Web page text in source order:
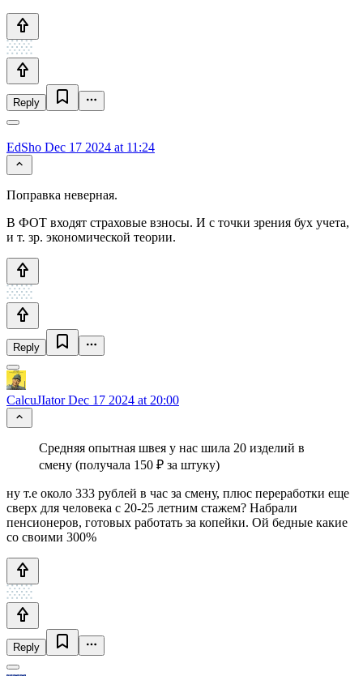
Reply
EdSho Dec 17 2024 at 11:24
Поправка неверная.
В ФОТ входят страховые взносы. И с точки зрения бух учета,
и т. зр. экономической теории.
Reply
CalcuJIatorDec 17 2024 at 20:00
Средняя опытная швея у нас шила 20 изделий в
смену (получала 150 ₽ за штуку)
ну т.е около 333 рублей в час за смену, плюс переработки еще
сверх для человека с 20-25 летним стажем? Набрали
пенсионеров, готовых работать за копейки. Ой бедные какие
со своими 300%
Reply